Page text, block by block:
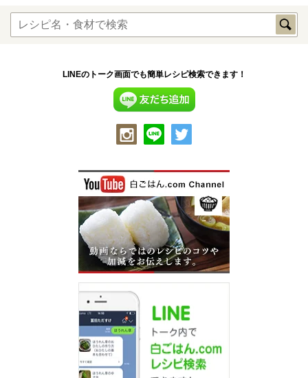
LINEのトーク画面でも簡単レシピ検索できます！